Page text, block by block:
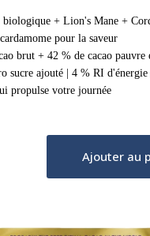
+ Lion's Mane +
pour la saveur
brut + 42 % de cacao pauvre
sucre ajouté | 4 % RI
propulse votre journée
Ajouter au